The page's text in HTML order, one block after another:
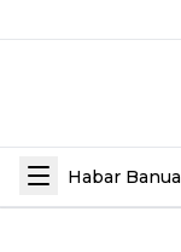
Habar Banua